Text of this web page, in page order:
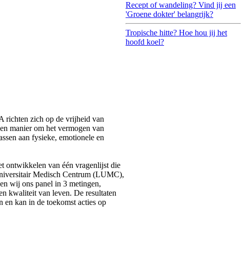
richten zich op de vrijheid van
manier om het vermogen van
aan fysieke, emotionele en
ontwikkelen van één vragenlijst die
Medisch Centrum (LUMC),
wij ons panel in 3 metingen,
kwaliteit van leven. De resultaten
en kan in de toekomst acties op
Recept of wandeling? Vind jij een
'Groene dokter' belangrijk?
Tropische hitte? Hoe hou jij het
hoofd koel?